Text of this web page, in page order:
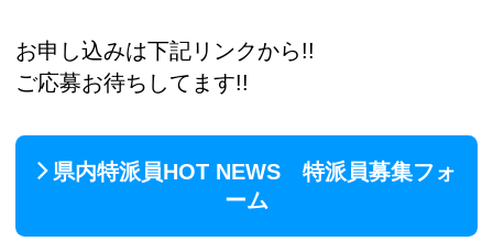
お申し込みは下記リンクから!!
ご応募お待ちしてます!!
県内特派員HOT NEWS 特派員募集フォ
ーム